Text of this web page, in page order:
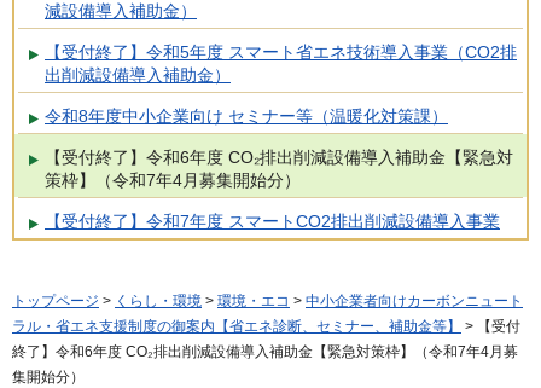
減設備導入補助金）
【受付終了】令和5年度 スマート省エネ技術導入事業（CO2排
出削減設備導入補助金）
令和8年度中小企業向け セミナー等（温暖化対策課）
【受付終了】令和6年度 CO₂排出削減設備導入補助金【緊急対
策枠】（令和7年4月募集開始分）
【受付終了】令和7年度 スマートCO2排出削減設備導入事業
トップページ > くらし・環境 > 環境・エコ > 中小企業者向けカーボンニュート
ラル・省エネ支援制度の御案内【省エネ診断、セミナー、補助金等】
> 【受付
終了】令和6年度 CO₂排出削減設備導入補助金【緊急対策枠】（令和7年4月募
集開始分）